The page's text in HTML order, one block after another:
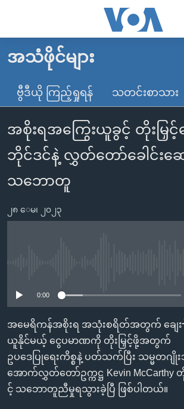
လွယ်ကူ
သည့်
Link
များ
ပင်မ
ကျော်
ကြည့်
ကျော်
ကြည့်
ရန်
ရှာဖွေ
မူလစာမျက်နှာ
မြန်မာ
ကမ္ဘာ့သတင်းများ
နိုင်ငံတကာ
အမေရိကန်
အစ္စရေး-ပါလက်စတိုင်း
ဗွီဒီယို
သတင်းလွတ်လပ်ခွင့်
ရပ်ဝန်းတခု လမ်းတခု အလွန်
အင်္ဂလိပ်စာလေ့လာမယ်
အမေရိကန်သုံးအီဒီယံ
အပတ်စဉ်ကဏ္ဍများ
ဗွီအိုအေ လူမှုကွန်ယက်များ
ဘာသာစကားများ
အသံဖိုင်များ
ဗွီဒီယို ကြည့်ရှုရန် သတင်းစာသား
အစိုးရအကြွေးယူခွင့် တိုးမြှင့်
ဘိုင်ဒင်နဲ့ လွှတ်တော်ခေါင်းဆ
သဘောတူ
၂၈ ေမ၊ ၂၀၂၃
0:00
အမေရိကန်အစိုးရ အသုံးစရိတ်အတွက် ချေး
ယူနိုင်မယ့် ငွေပမာဏကို တိုးမြှင့်ဖို့အတွက်
ဥပဒေပြုရေးကိစ္စနဲ့ ပတ်သက်ပြီး သမ္မတဂျို
အောက်လွှတ်တော်ဥက္ကဋ္ဌ Kevin McCarthy တို့
င့် သဘောတူညီမှုရသွားခဲ့ပြီ ဖြစ်ပါတယ်။